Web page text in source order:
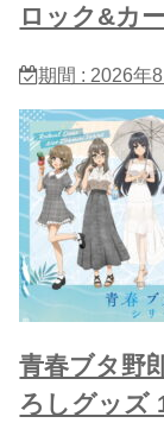
ロック&カ
期間 : 2026年
青春ブタ野
ろしグッズ